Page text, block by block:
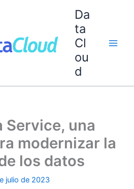
Da
ta
Cl
ou
d
Service, una
modernizar la
los datos
julio de 2023